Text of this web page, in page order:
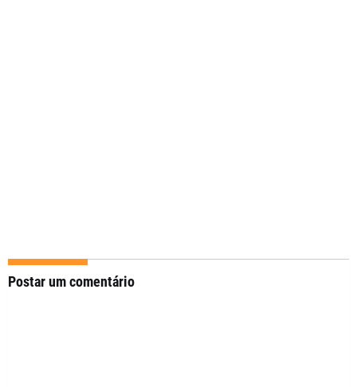
Postar um comentário